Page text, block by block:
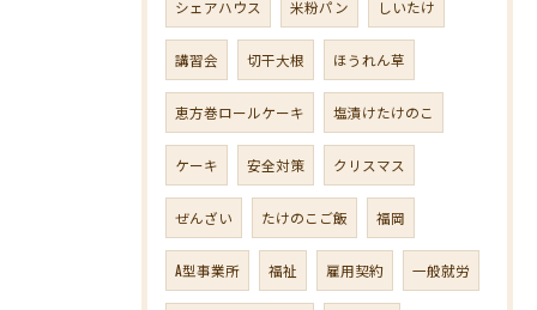
シェアハウス 米粉パン しいたけ
講習会 切干大根 ほうれん草
恵方巻ロールケーキ 塩漬けたけのこ
ケーキ 安全対策 クリスマス
ぜんざい たけのこご飯 福岡
A型事業所 福祉 雇用契約 一般就労